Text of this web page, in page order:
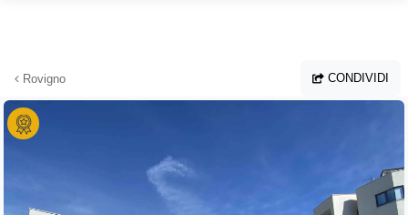
Rovigno CONDIVIDI